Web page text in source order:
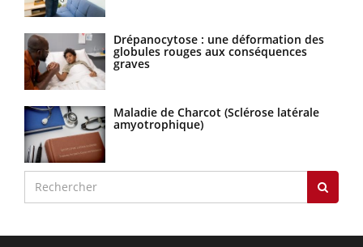
Drépanocytose : une déformation des
globules rouges aux conséquences
graves
Maladie de Charcot (Sclérose latérale
amyotrophique)